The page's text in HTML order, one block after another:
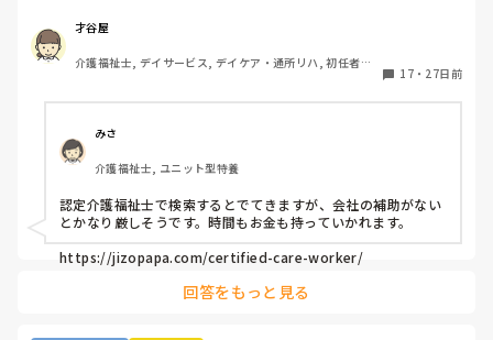
認定って何を認定するのかさっぱり
分かりません。
細分化した専門性を身に付けてますって
分かりやすくしないと側からみても
分かりにくいと思うのですが
皆さんはどう思いますか？
才谷屋
介護福祉士, デイサービス, デイケア・通所リハ, 初任者研
17・ 27日前
みさ
介護福祉士, ユニット型特養
認定介護福祉士で検索するとでてきますが、会社の補助がない
とかなり厳しそうです。時間もお金も持っていかれます。
https://jizopapa.com/certified-care-worker/
回答をもっと見る